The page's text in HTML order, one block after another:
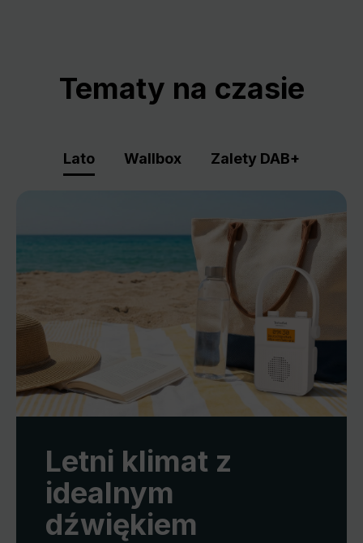
Tematy na czasie
Lato Wallbox Zalety DAB+
Letni klimat z
idealnym
dźwiękiem